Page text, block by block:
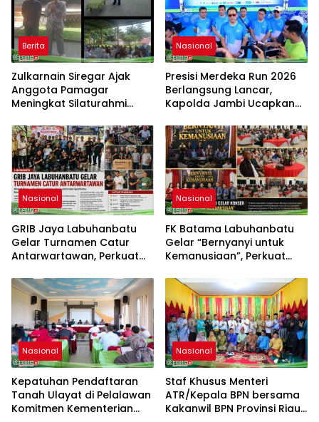
Berita
Zulkarnain Siregar Ajak
Anggota Pamagar
Meningkat Silaturahmi
Pamagar Agar Terjalin
Ukhuwah Islami
Nasional
Presisi Merdeka Run 2026
Berlangsung Lancar,
Kapolda Jambi Ucapkan
Dukungan Masyarakat
Nasional
GRIB Jaya Labuhanbatu
Gelar Turnamen Catur
Antarwartawan, Perkuat
Nasional
FK Batama Labuhanbatu
Gelar “Bernyanyi untuk
Kemanusiaan”, Perkuat
Sosial
Nasional
Kepatuhan Pendaftaran
Tanah Ulayat di Pelalawan
Komitmen Kementerian
Nasional
Staf Khusus Menteri
ATR/Kepala BPN bersama
Kakanwil BPN Provinsi Riau